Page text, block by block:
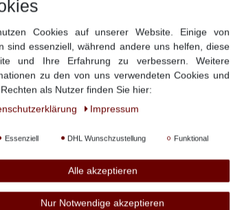
Cookies auf unserer Website. Einige von
sind essenziell, während andere uns helfen, diese
und Ihre Erfahrung zu verbessern. Weitere
zu den von uns verwendeten Cookies und
als Nutzer finden Sie hier:
Impressum
Essenziell DHL Wunschzustellung Funktional
Alle akzeptieren
Nur Notwendige akzeptieren